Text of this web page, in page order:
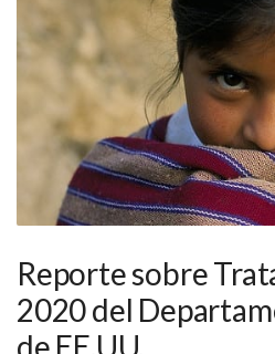
Reporte sobre
2020 del
de EE.UU.